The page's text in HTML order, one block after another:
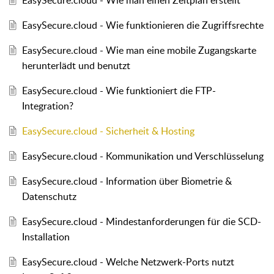
EasySecure.cloud - Wie funktionieren die Zugriffsrechte
EasySecure.cloud - Wie man eine mobile Zugangskarte
herunterlädt und benutzt
EasySecure.cloud - Wie funktioniert die FTP-
Integration?
EasySecure.cloud - Sicherheit & Hosting
EasySecure.cloud - Kommunikation und Verschlüsselung
EasySecure.cloud - Information über Biometrie &
Datenschutz
EasySecure.cloud - Mindestanforderungen für die SCD-
Installation
EasySecure.cloud - Welche Netzwerk-Ports nutzt